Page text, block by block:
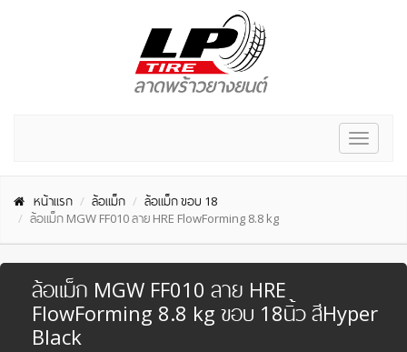
Toggle
หน้าแรก ล้อแม็ก
ล้อแม็ก ขอบ 18
ล้อแม็ก MGW FF010 ลาย HRE FlowForming 8.8 kg
ล้อแม็ก MGW FF010 ลาย HRE
FlowForming 8.8 kg ขอบ 18นิ้ว สีHyper
Black